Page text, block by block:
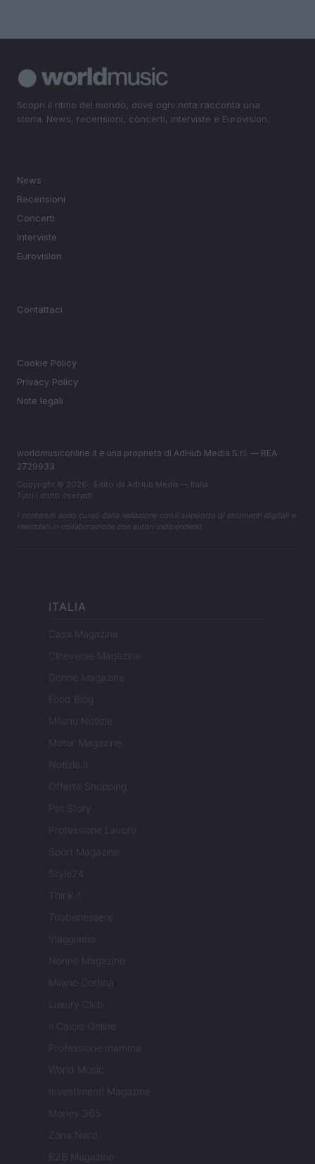
Scopri il ritmo del mondo, dove ogni nota racconta una
storia. News, recensioni, concerti, interviste e Eurovision.
News
Recensioni
Concerti
Interviste
Eurovision
Contattaci
Cookie Policy
Privacy Policy
Note legali
worldmusiconline.it è una proprietà di AdHub Media S.r.l. — REA
2729933
Copyright © 2026 · Edito da AdHub Media — Italia
Tutti i diritti riservati
I contenuti sono curati dalla redazione con il supporto di strumenti digitali e
realizzati in collaborazione con autori indipendenti.
ITALIA
Casa Magazine
Cineverse Magazine
Donne Magazine
Food Blog
Milano Notizie
Motor Magazine
Notizie.it
Offerte Shopping
Pet Story
Professione Lavoro
Sport Magazine
Style24
Think.it
Tuobenessere
Viaggiamo
Nonne Magazine
Milano Cortina
Luxury Club
Il Calcio Online
Professione mamma
World Music
Investimenti Magazine
Money 365
Zona Nerd
B2B Magazine